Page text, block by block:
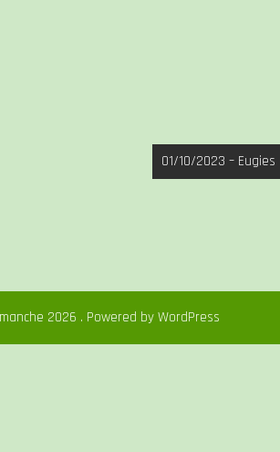
01/10/2023 – Eugies
2026 . Powered by WordPress